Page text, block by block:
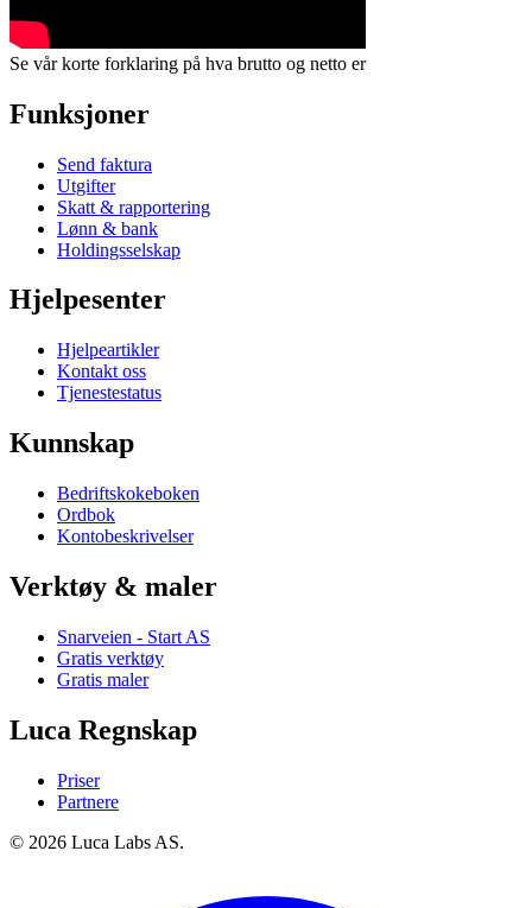
Se vår korte forklaring på hva brutto og netto er
Funksjoner
Send faktura
Utgifter
Skatt & rapportering
Lønn & bank
Holdingsselskap
Hjelpesenter
Hjelpeartikler
Kontakt oss
Tjenestestatus
Kunnskap
Bedriftskokeboken
Ordbok
Kontobeskrivelser
Verktøy & maler
Snarveien - Start AS
Gratis verktøy
Gratis maler
Luca Regnskap
Priser
Partnere
© 2026 Luca Labs AS.